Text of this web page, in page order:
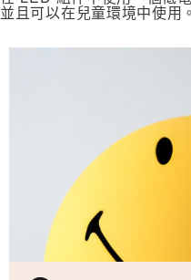
並且可以在兒童環境中使用。